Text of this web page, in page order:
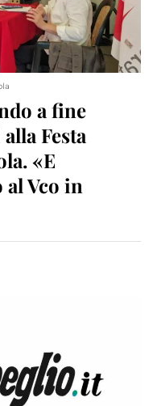
a fine
Festa
«E
Vco in